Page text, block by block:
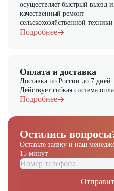
осуществляет быстрый выезд и
качественный ремонт
сельскохозяйственной техники
Подробнее
Оплата и доставка
Доставка по России до 7 дней
Действует гибкая система
Подробнее
Остались
Оставьте заявку и наш
15 минут